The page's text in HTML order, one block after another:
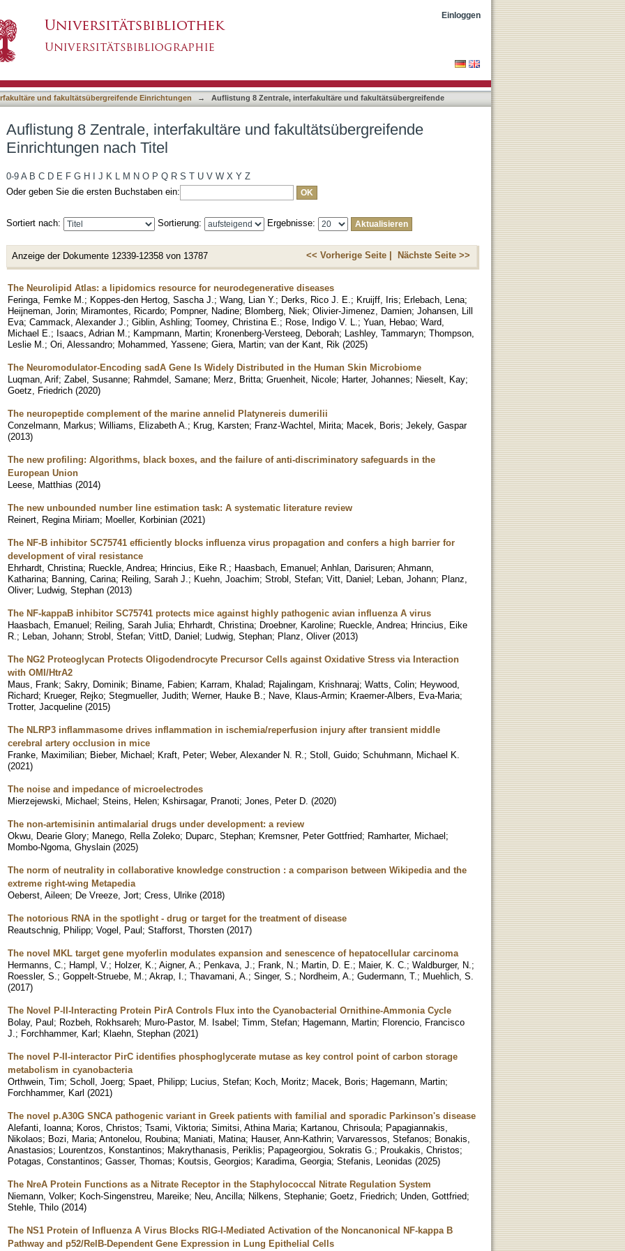
Einloggen
und fakultätsübergreifende Einrichtungen →
Auflistung 8 Zentrale, interfakultäre und fakultätsübergreifende
Auflistung 8 Zentrale, interfakultäre und fakultätsübergreifende
Einrichtungen nach Titel
0-9 A B C D E F G H J K L M N O P Q R S T U V W X Y Z
Oder geben Sie die ersten Buchstaben ein:
Sortiert nach: Sortierung: Ergebnisse:
Anzeige der Dokumente 12339-12358 von 13787 << Vorherige Seite | Nächste Seite >>
The Neurolipid Atlas: a lipidomics resource for neurodegenerative diseases
Feringa, Femke M. ; Koppes-den Hertog, Sascha J. ; Wang, Lian Y. ; Derks, Rico J. E. ; Kruijff, Iris; Erlebach, Lena;
Heijneman, Jorin; Miramontes, Ricardo; Pompner, Nadine; Blomberg, Niek; Olivier-Jimenez, Damien; Johansen, Lill
Eva; Cammack, Alexander J. ; Giblin, Ashling; Toomey, Christina E. ; Rose, Indigo V. L. ; Yuan, Hebao; Ward,
Michael E. ; Isaacs, Adrian M. ; Kampmann, Martin; Kronenberg-Versteeg, Deborah; Lashley, Tammaryn; Thompson,
Leslie M. ; Ori, Alessandro; Mohammed, Yassene; Giera, Martin; van der Kant, Rik (2025)
The Neuromodulator-Encoding sadA Gene Is Widely Distributed in the Human Skin Microbiome
Luqman, Arif; Zabel, Susanne; Rahmdel, Samane; Merz, Britta; Gruenheit, Nicole; Harter, Johannes; Nieselt, Kay;
Goetz, Friedrich (2020)
The neuropeptide complement of the marine annelid Platynereis dumerilii
Conzelmann, Markus; Williams, Elizabeth A. ; Krug, Karsten; Franz-Wachtel, Mirita; Macek, Boris; Jekely, Gaspar
(2013)
The new profiling: Algorithms, black boxes, and the failure of anti-discriminatory safeguards in the
European Union
Leese, Matthias (2014)
The new unbounded number line estimation task: A systematic literature review
Reinert, Regina Miriam; Moeller, Korbinian (2021)
The NF-B inhibitor SC75741 efficiently blocks influenza virus propagation and confers a high barrier for
development of viral resistance
Ehrhardt, Christina; Rueckle, Andrea; Hrincius, Eike R. ; Haasbach, Emanuel; Anhlan, Darisuren; Ahmann,
Katharina; Banning, Carina; Reiling, Sarah J. ; Kuehn, Joachim; Strobl, Stefan; Vitt, Daniel; Leban, Johann; Planz,
Oliver; Ludwig, Stephan (2013)
The NF-kappaB inhibitor SC75741 protects mice against highly pathogenic avian influenza A virus
Haasbach, Emanuel; Reiling, Sarah Julia; Ehrhardt, Christina; Droebner, Karoline; Rueckle, Andrea; Hrincius, Eike
R. ; Leban, Johann; Strobl, Stefan; VittD, Daniel; Ludwig, Stephan; Planz, Oliver (2013)
The NG2 Proteoglycan Protects Oligodendrocyte Precursor Cells against Oxidative Stress via Interaction
with OMI/HtrA2
Maus, Frank; Sakry, Dominik; Biname, Fabien; Karram, Khalad; Rajalingam, Krishnaraj; Watts, Colin; Heywood,
Richard; Krueger, Rejko; Stegmueller, Judith; Werner, Hauke B. ; Nave, Klaus-Armin; Kraemer-Albers, Eva-Maria;
Trotter, Jacqueline (2015)
The NLRP3 inflammasome drives inflammation in ischemia/reperfusion injury after transient middle
cerebral artery occlusion in mice
Franke, Maximilian; Bieber, Michael; Kraft, Peter; Weber, Alexander N. R. ; Stoll, Guido; Schuhmann, Michael K.
(2021)
The noise and impedance of microelectrodes
Mierzejewski, Michael; Steins, Helen; Kshirsagar, Pranoti; Jones, Peter D. (2020)
The non-artemisinin antimalarial drugs under development: a review
Okwu, Dearie Glory; Manego, Rella Zoleko; Duparc, Stephan; Kremsner, Peter Gottfried; Ramharter, Michael;
Mombo-Ngoma, Ghyslain (2025)
The norm of neutrality in collaborative knowledge construction : a comparison between Wikipedia and the
extreme right-wing Metapedia
Oeberst, Aileen; De Vreeze, Jort; Cress, Ulrike (2018)
The notorious RNA in the spotlight - drug or target for the treatment of disease
Reautschnig, Philipp; Vogel, Paul; Stafforst, Thorsten (2017)
The novel MKL target gene myoferlin modulates expansion and senescence of hepatocellular carcinoma
Hermanns, C. ; Hampl, V. ; Holzer, K. ; Aigner, A. ; Penkava, J. ; Frank, N. ; Martin, D. E. ; Maier, K. C. ; Waldburger, N. ;
Roessler, S. ; Goppelt-Struebe, M. ; Akrap, I. ; Thavamani, A. ; Singer, S. ; Nordheim, A. ; Gudermann, T. ; Muehlich, S.
(2017)
The Novel P-II-Interacting Protein PirA Controls Flux into the Cyanobacterial Ornithine-Ammonia Cycle
Bolay, Paul; Rozbeh, Rokhsareh; Muro-Pastor, M. Isabel; Timm, Stefan; Hagemann, Martin; Florencio, Francisco
J. ; Forchhammer, Karl; Klaehn, Stephan (2021)
The novel P-II-interactor PirC identifies phosphoglycerate mutase as key control point of carbon storage
metabolism in cyanobacteria
Orthwein, Tim; Scholl, Joerg; Spaet, Philipp; Lucius, Stefan; Koch, Moritz; Macek, Boris; Hagemann, Martin;
Forchhammer, Karl (2021)
The novel p.A30G SNCA pathogenic variant in Greek patients with familial and sporadic Parkinson's disease
Alefanti, Ioanna; Koros, Christos; Tsami, Viktoria; Simitsi, Athina Maria; Kartanou, Chrisoula; Papagiannakis,
Nikolaos; Bozi, Maria; Antonelou, Roubina; Maniati, Matina; Hauser, Ann-Kathrin; Varvaressos, Stefanos; Bonakis,
Anastasios; Lourentzos, Konstantinos; Makrythanasis, Periklis; Papageorgiou, Sokratis G. ; Proukakis, Christos;
Potagas, Constantinos; Gasser, Thomas; Koutsis, Georgios; Karadima, Georgia; Stefanis, Leonidas (2025)
The NreA Protein Functions as a Nitrate Receptor in the Staphylococcal Nitrate Regulation System
Niemann, Volker; Koch-Singenstreu, Mareike; Neu, Ancilla; Nilkens, Stephanie; Goetz, Friedrich; Unden, Gottfried;
Stehle, Thilo (2014)
The NS1 Protein of Influenza A Virus Blocks RIG-I-Mediated Activation of the Noncanonical NF-kappa B
Pathway and p52/RelB-Dependent Gene Expression in Lung Epithelial Cells